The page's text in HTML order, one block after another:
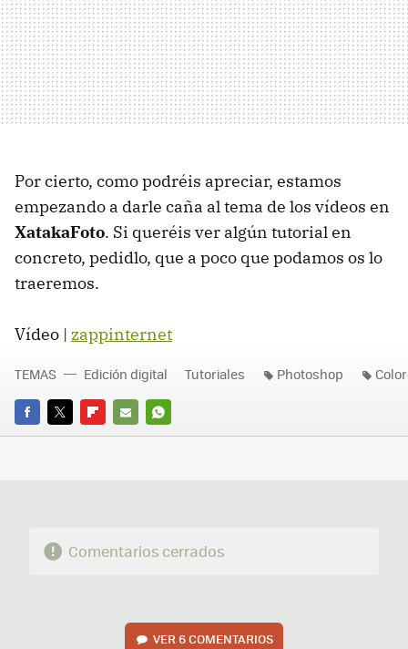
Por cierto, como podréis apreciar, estamos
empezando a darle caña al tema de los vídeos en
XatakaFoto. Si queréis ver algún tutorial en
concreto, pedidlo, que a poco que podamos os lo
traeremos.
Vídeo | zappinternet
FACEBOOK
TWITTERFLIPBOARD
E-
WHATSAPP
TEMAS Edición digital Tutoriales Photoshop
Comentarios cerrados
VER6 COMENTARIOS